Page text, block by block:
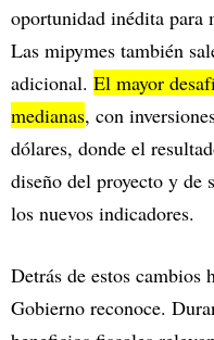
oportunidad inédita para
Las mipymes también
adicional. El mayor
medianas, con
dólares, donde el
diseño del proyecto y de
los nuevos indicadores.
Detrás de estos cambios
Gobierno reconoce.